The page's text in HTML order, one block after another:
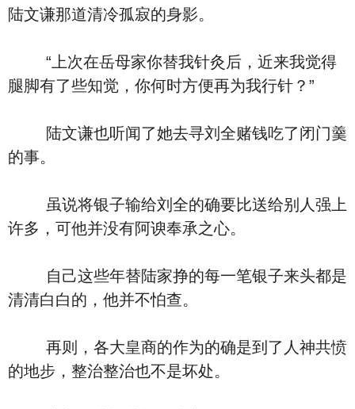
陆文谦那道清冷孤寂的身影。
“上次在岳母家你替我针灸后，近来我觉得
腿脚有了些知觉，你何时方便再为我行针？”
陆文谦也听闻了她去寻刘全赌钱吃了闭门羹
的事。
虽说将银子输给刘全的确要比送给别人强上
许多，可他并没有阿谀奉承之心。
自己这些年替陆家挣的每一笔银子来头都是
清清白白的，他并不怕查。
再则，各大皇商的作为的确是到了人神共愤
的地步，整治整治也不是坏处。